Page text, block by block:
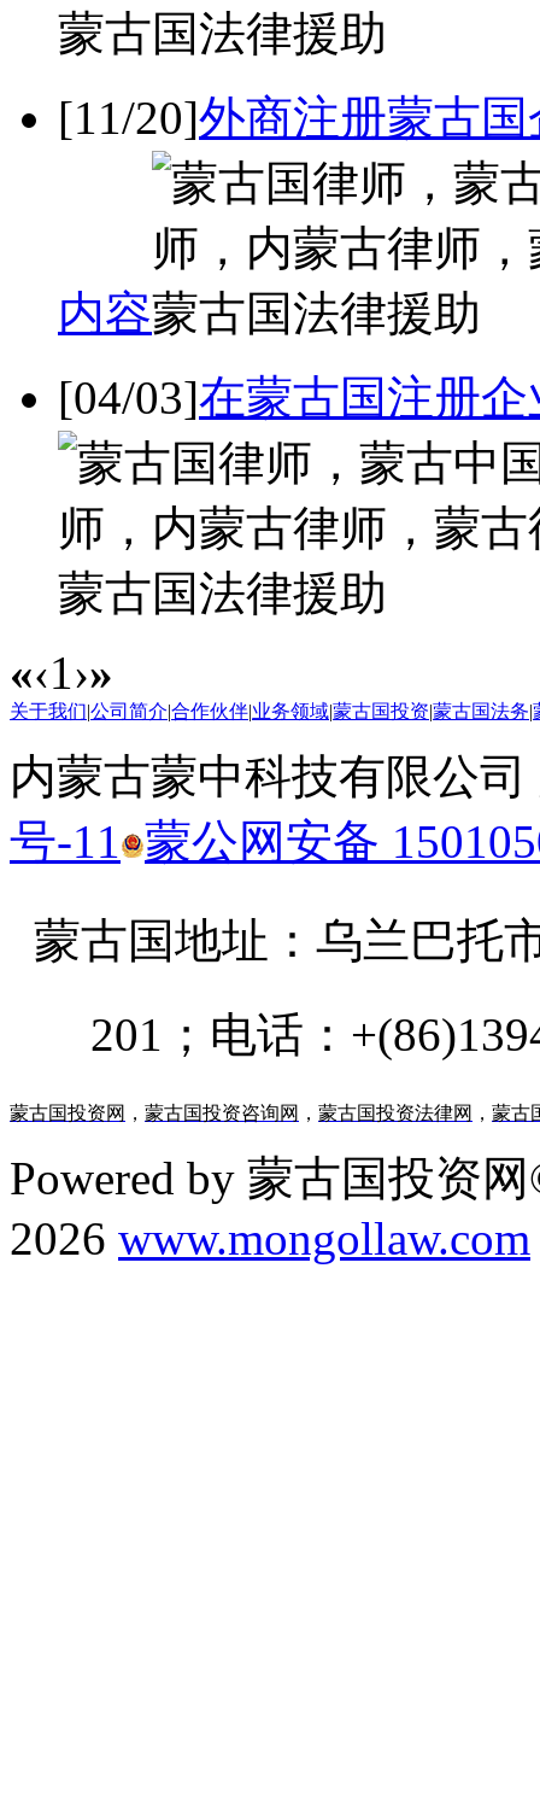
[11/20]外商注册蒙古
内容
[04/03]在蒙古国注册
«‹1›»
关于我们|公司简介|合作伙伴|业务领域|蒙古国投资|蒙古国法务|
内蒙古蒙中科技有限公
号-11 蒙公网安备
蒙古国地址： 乌兰巴托
201；电话：
蒙古国投资网 ， 蒙古国投资咨询网 ， 蒙古国投资法律网 ， 蒙古
Powered by 蒙古国投资
2026 www.mongollaw.com